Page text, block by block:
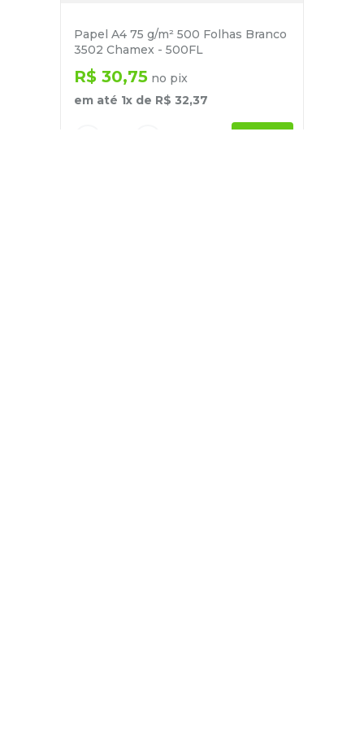
Papel A4 75 g/m² 500 Folhas Branco
3502 Chamex - 500FL
R$ 30,75 no pix
em até 1x de R$ 32,37